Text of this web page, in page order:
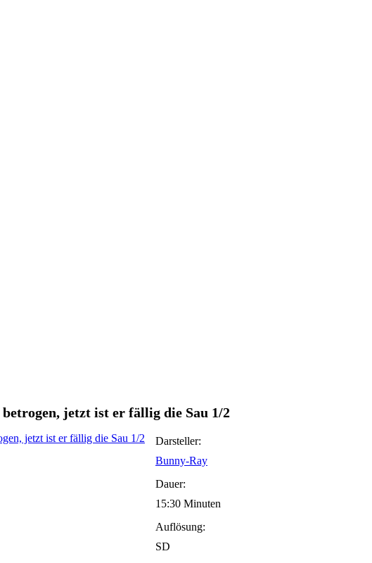
betrogen, jetzt ist er fällig die Sau 1/2
Darsteller:
Bunny-Ray
Dauer:
15:30 Minuten
Auflösung:
SD